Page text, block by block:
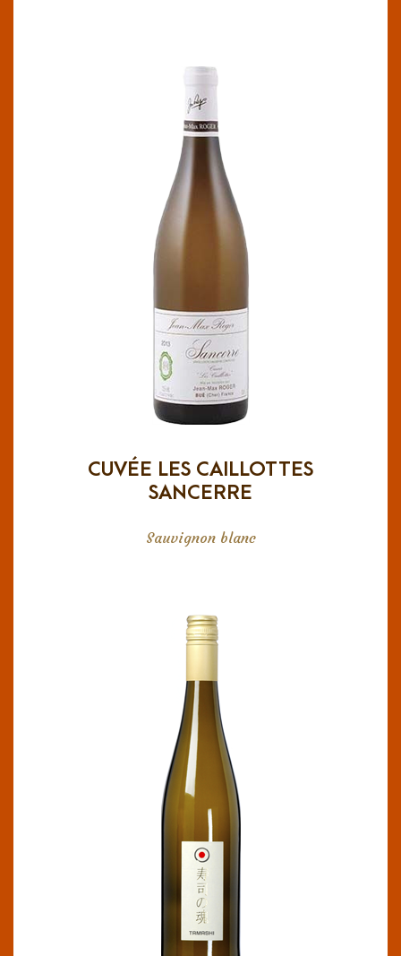
CUVÉE LES CAILLOTTES
SANCERRE
Sauvignon blanc
CUVÉE LES CAILLOTTES
Frescura de fruta, finura, vivacidad y
mineralidad caracterizan a este vino. E
expresivo, mezclando aromas varietales
(ruibarbo, retama), florales (espino) y afrutados
(pomelo, limón). O
frece una estructura densa
con un agradable equilibrio ácido con toques de
Final persistente a frutas frescas.
Este vino procede de la bodega alemana,
Weingut Dietric. Blanco fácil de beber, con los
aromas típicos de la uva Riesling, melocotón y
ciruelas maduras, combinado con la uva Pinot
Gris, que añade frescura y acidez al vino, con
aromas de manzana verde. Es joven y no tiene